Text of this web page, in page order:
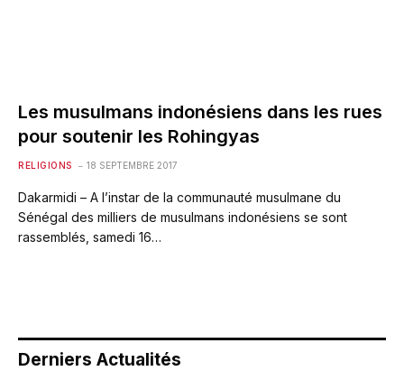
Les musulmans indonésiens dans les rues
pour soutenir les Rohingyas
RELIGIONS 18 SEPTEMBRE 2017
Dakarmidi – A l’instar de la communauté musulmane du
Sénégal des milliers de musulmans indonésiens se sont
rassemblés, samedi 16…
Derniers Actualités